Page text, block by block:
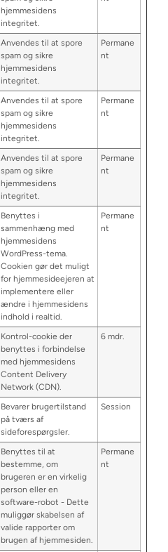
hjemmesidens
integritet.
Anvendes til at spore
spam og sikre
hjemmesidens
integritet.
Permane
nt
Anvendes til at spore
spam og sikre
hjemmesidens
integritet.
Permane
nt
Anvendes til at spore
spam og sikre
hjemmesidens
integritet.
Permane
nt
Benyttes i
sammenhæng med
hjemmesidens
WordPress-tema.
Cookien gør det muligt
for hjemmesideejeren at
implementere eller
ændre i hjemmesidens
indhold i realtid.
Permane
nt
Kontrol-cookie der
benyttes i forbindelse
med hjemmesidens
Content Delivery
Network (CDN).
6 mdr.
Bevarer brugertilstand
på tværs af
sideforespørgsler.
Session
Benyttes til at
bestemme, om
brugeren er en virkelig
person eller en
software-robot - Dette
muliggør skabelsen af
valide rapporter om
brugen af hjemmesiden.
Permane
nt